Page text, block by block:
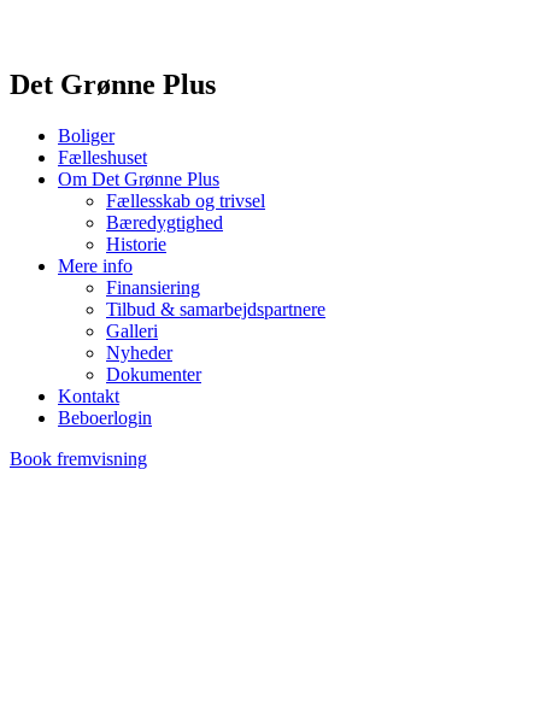
Det Grønne Plus
Boliger
Fælleshuset
Om Det Grønne Plus
Fællesskab og trivsel
Bæredygtighed
Historie
Mere info
Finansiering
Tilbud & samarbejdspartnere
Galleri
Nyheder
Dokumenter
Kontakt
Beboerlogin
Book fremvisning